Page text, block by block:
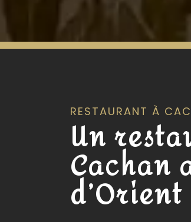
RESTAURANT À
Un
Cachan
d’Orient